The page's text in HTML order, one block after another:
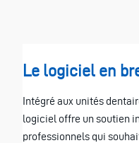
Le logiciel en
Intégré aux unités
logiciel offre un soutien
professionnels qui